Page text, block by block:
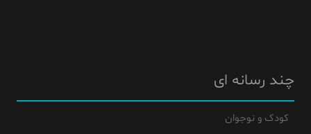
چند رسانه ای
کودک و نوجوان